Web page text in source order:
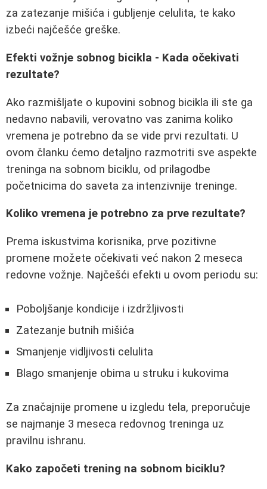
za zatezanje mišića i gubljenje celulita, te kako
izbeći najčešće greške.
Efekti vožnje sobnog bicikla - Kada očekivati
rezultate?
Ako razmišljate o kupovini sobnog bicikla ili ste ga
nedavno nabavili, verovatno vas zanima koliko
vremena je potrebno da se vide prvi rezultati. U
ovom članku ćemo detaljno razmotriti sve aspekte
treninga na sobnom biciklu, od prilagodbe
početnicima do saveta za intenzivnije treninge.
Koliko vremena je potrebno za prve rezultate?
Prema iskustvima korisnika, prve pozitivne
promene možete očekivati već nakon 2 meseca
redovne vožnje. Najčešći efekti u ovom periodu su:
Poboljšanje kondicije i izdržljivosti
Zatezanje butnih mišića
Smanjenje vidljivosti celulita
Blago smanjenje obima u struku i kukovima
Za značajnije promene u izgledu tela, preporučuje
se najmanje 3 meseca redovnog treninga uz
pravilnu ishranu.
Kako započeti trening na sobnom biciklu?